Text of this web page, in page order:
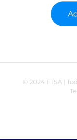
© 2024 FTSA |